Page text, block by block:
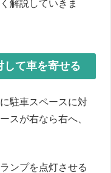
解説していきま
して車を寄せる
駐車スペースに対
スが右なら右へ、
ンプを点灯させる